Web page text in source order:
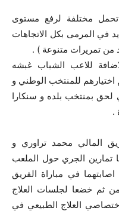
مختلفة لرفع مستوى
في المرمى بكل الاتجاهات
تمريرات متنوعة ) .
16 لاعب بالاضافة للاعب الشباب غبشه
اختيارهم للمنتخب الوطني و
لحق بمنتخب بلده و سنكارا
.
المالي محمد تراوري و
تمارين الجري حول الملعب
في مباراة الفريق
ثم خضعا لجلسات العلاج
العلاج الطبيعي في